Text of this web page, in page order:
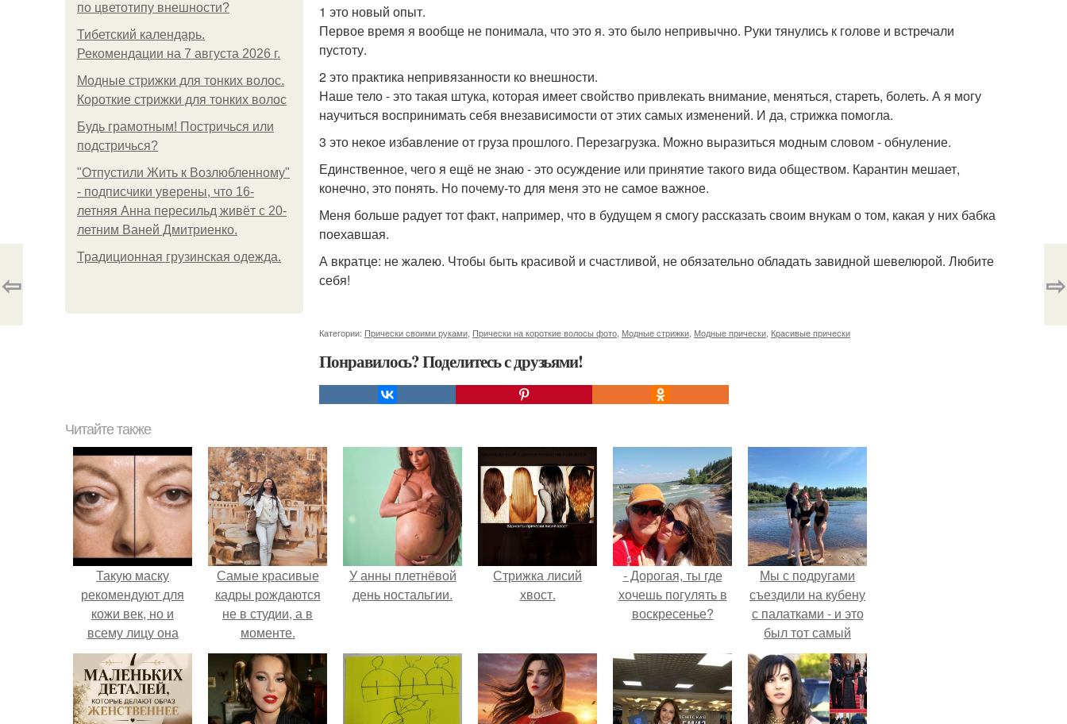
по цветотипу внешности?
Тибетский календарь.
Рекомендации на 7 августа 2026 г.
Модные стрижки для тонких волос.
Короткие стрижки для тонких волос
Будь грамотным! Постричься или
подстричься?
"Отпустили Жить к Возлюбленному"
- подписчики уверены, что 16-
летняя Анна пересильд живёт с 20-
летним Ваней Дмитриенко.
Традиционная грузинская одежда.
1 это новый опыт.
Первое время я вообще не понимала, что это я. это было непривычно. Руки тянулись к голове и встречали
пустоту.
2 это практика непривязанности ко внешности.
Наше тело - это такая штука, которая имеет свойство привлекать внимание, меняться, стареть, болеть. А я могу
научиться воспринимать себя внезависимости от этих самых изменений. И да, стрижка помогла.
3 это некое избавление от груза прошлого. Перезагрузка. Можно выразиться модным словом - обнуление.
Единственное, чего я ещё не знаю - это осуждение или принятие такого вида обществом. Карантин мешает,
конечно, это понять. Но почему-то для меня это не самое важное.
Меня больше радует тот факт, например, что в будущем я смогу рассказать своим внукам о том, какая у них бабка
поехавшая.
А вкратце: не жалею. Чтобы быть красивой и счастливой, не обязательно обладать завидной шевелюрой. Любите
себя!
Категории: Прически своими руками Прически на короткие волосы фото Модные стрижки Модные прически Красивые прически
Понравилось? Поделитесь с друзьями!
⇦ ⇨
Читайте также
Такую маску
рекомендуют для
кожи век, но и
всему лицу она
сослужит неплохую
противоотечную
службу.
Самые красивые
кадры рождаются
не в студии, а в
моменте.
У анны плетнёвой
день ностальгии.
Стрижка лисий
хвост.
- Дорогая, ты где
хочешь погулять в
воскресенье?
Мы с подругами
съездили на кубену
с палатками - и это
был тот самый
отдых, после
которого долго
смеёшься,
вспоминая каждую